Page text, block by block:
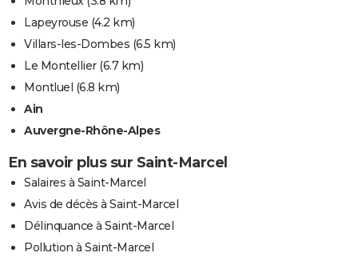
Lapeyrouse (4.2 km)
Villars-les-Dombes (6.5 km)
Le Montellier(6.7 km)
Montluel (6.8 km)
Ain
Auvergne-Rhône-Alpes
En savoir plus sur Saint-Marcel
Salaires à Saint-Marcel
Avis de décès à Saint-Marcel
Délinquance à Saint-Marcel
Pollution à Saint-Marcel